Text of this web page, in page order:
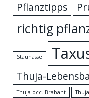
Pflanztipps
richtig
Staunässe
Thuja-
Thuja occ. Brabant